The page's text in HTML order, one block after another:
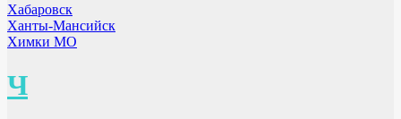
Хабаровск
Ханты-Мансийск
Химки МО
Ч